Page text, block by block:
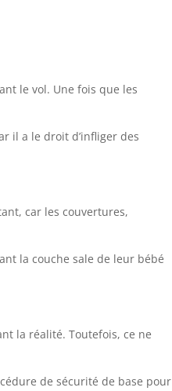
le vol. Une fois que les
il a le droit d’infliger des
car les couvertures,
la couche sale de leur bébé
la réalité. Toutefois, ce ne
de sécurité de base pour